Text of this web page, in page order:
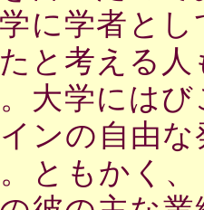
に学者と
と考える
大学には
ンの自由
ともかく